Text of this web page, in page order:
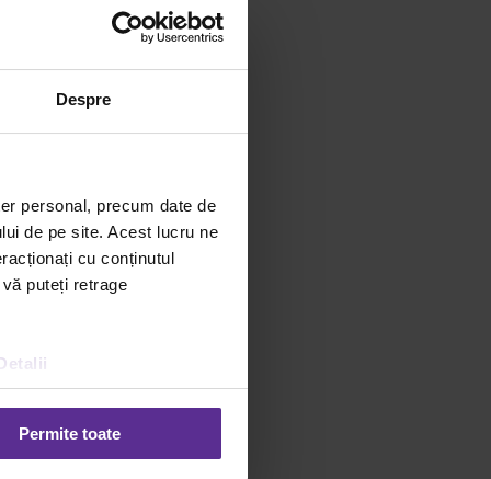
Despre
personal, precum date de
de pe site. Acest lucru ne
cu conținutul
puteți retrage
Permite toate